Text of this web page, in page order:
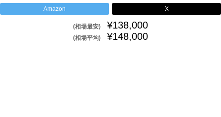
Amazon X
(相場最安) ¥138,000
(相場平均) ¥148,000